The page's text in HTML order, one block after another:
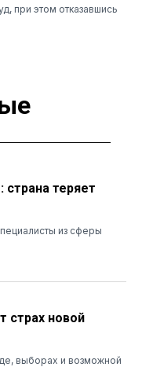
при этом отказавшись
теряет
из сферы
страх новой
выборах и возможной